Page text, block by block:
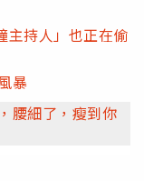
持人」也正在偷
暴
腰細了，瘦到你